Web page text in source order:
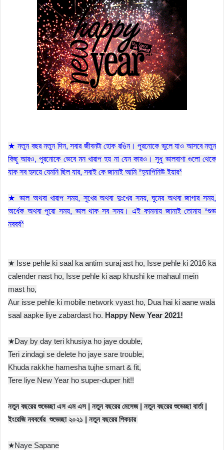
★ নতুন বছর নতুন দিন, সবার জীবনটা হোক রঙিন। পুরনোকে ভুলে যাও আসবে নতুন
কিছু আরও, পুরনোকে ভেবে মন খারাপ হয় না যেন কারও। সুধু ভালবাশা গুলো থেকে
যাক সব হৃদয়ে যেমনি ছিল যার, সবাই কে জানাই আমি *হ্যাপিনিউ ইয়ার*
★ ভাল অথবা খারাপ সময়, সুখের অথবা দুঃখের সময়, ঘুমের অথবা জাগার সময়,
অর্ধেক অথবা পুরো সময়, ভাল থাক সব সময়। এই কামনায় জানাই তোমায় *শুভ
নববর্ষ*
★ Isse pehle ki saal ka antim suraj ast ho, Isse pehle ki 2016 ka
calender nast ho, Isse pehle ki aap khushi ke mahaul mein
mast ho,
Aur isse pehle ki mobile network vyast ho, Dua hai ki aane wala
saal aapke liye zabardast ho. Happy New Year 2021!
★Day by day teri khusiya ho jaye double,
Teri zindagi se delete ho jaye sare trouble,
Khuda rakkhe hamesha tujhe smart & fit,
Tere liye New Year ho super-duper hit!!
নতুন বছরের শুভেচ্ছা এস এম এস | নতুন বছরের মেসেজ | নতুন বছরের শুভেচ্ছা বার্তা |
ইংরেজি নববর্ষের শুভেচ্ছা ২০২১ | নতুন বছরের পিকচার
★Naye Sapane